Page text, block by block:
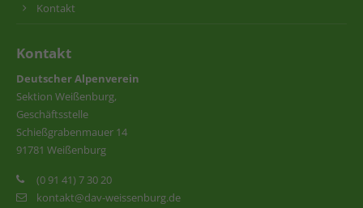
Kontakt
Kontakt
Deutscher Alpenverein
Sektion Weißenburg,
Geschäftsstelle
Schießgrabenmauer 14
91781 Weißenburg
(0 91 41) 7 30 20
kontakt@dav-weissenburg.de